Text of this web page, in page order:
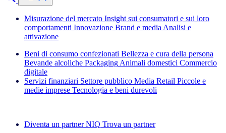
Misurazione del mercato Insight sui consumatori e sui loro
comportamenti Innovazione Brand e media Analisi e
attivazione
Beni di consumo confezionati Bellezza e cura della persona
Bevande alcoliche Packaging Animali domestici Commercio
digitale
Servizi finanziari Settore pubblico Media Retail Piccole e
medie imprese Tecnologia e beni durevoli
Diventa un partner NIQ Trova un partner